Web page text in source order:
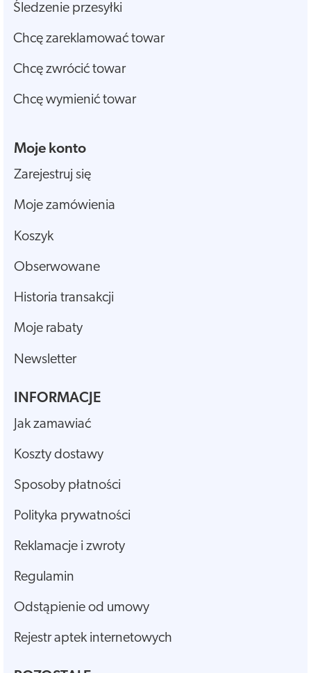
Śledzenie przesyłki
Chcę zareklamować towar
Chcę zwrócić towar
Chcę wymienić towar
Moje konto
Zarejestruj się
Moje zamówienia
Koszyk
Obserwowane
Historia transakcji
Moje rabaty
Newsletter
INFORMACJE
Jak zamawiać
Koszty dostawy
Sposoby płatności
Polityka prywatności
Reklamacje i zwroty
Regulamin
Odstąpienie od umowy
Rejestr aptek internetowych